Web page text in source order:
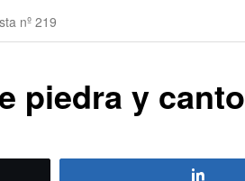
nº 219
piedra y canto